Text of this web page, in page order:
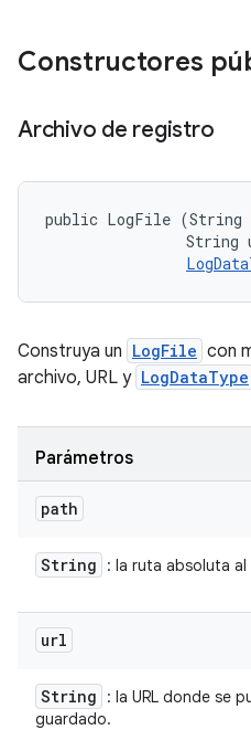
Constructores
Archivo de registro
public LogFile (String
String
Construya un LogFile con
archivo, URL y LogDataType
Parámetros
path
String : la ruta absoluta
url
String
: la URL donde se
guardado.